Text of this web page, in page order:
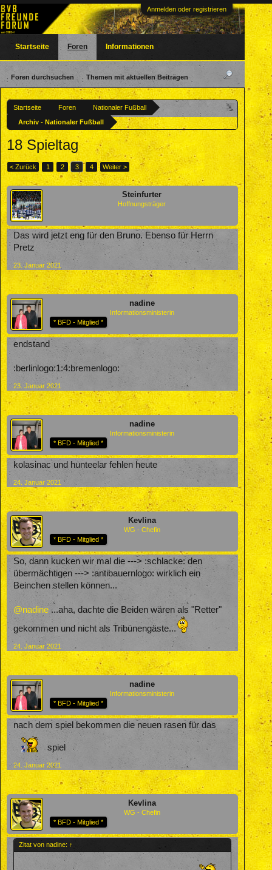
Anmelden oder registrieren
Startseite Foren
Nationaler Fußball
Archiv - Nationaler Fußball
18 Spieltag
< Zurück 1 2 3 4 Weiter >
Steinfurter
Hoffnungsträger
Das wird jetzt eng für den Bruno. Ebenso für Herrn
Pretz
23. Januar 2021
nadine
Informationsministerin
* BFD - Mitglied *
endstand
:berlinlogo:1:4:bremenlogo:
23. Januar 2021
nadine
Informationsministerin
* BFD - Mitglied *
kolasinac und hunteelar fehlen heute
24. Januar 2021
Kevlina
WG - Chefin
* BFD - Mitglied *
So, dann kucken wir mal die ---> :schlacke: den
übermächtigen ---> :antibauernlogo: wirklich ein
Beinchen stellen können...
@nadine ...aha, dachte die Beiden wären als "Retter"
gekommen und nicht als Tribünengäste...
24. Januar 2021
nadine
Informationsministerin
* BFD - Mitglied *
nach dem spiel bekommen die neuen rasen für das
spiel
24. Januar 2021
Kevlina
WG - Chefin
* BFD - Mitglied *
Zitat von nadine: ↑
Startseite Foren
Foren durchsuchen Themen mit aktuellen Beiträgen
Informationen